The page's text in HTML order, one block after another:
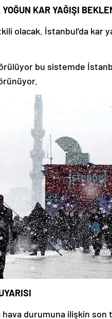
KAR YAĞIŞI
olacak. İstanbul’da kar
bu sistemde
hava durumuna ilişkin